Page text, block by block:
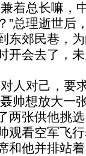
着总长嘛，
”总理逝世后
东郊民巷，
开会去了，
人对己，要
帅想放大一
两张供他挑
观看空军飞
和他并排站